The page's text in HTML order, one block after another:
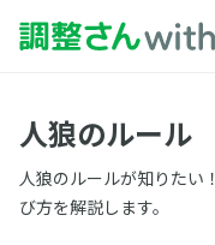
人狼のルール
人狼のルールが知りたい
び方を解説します。